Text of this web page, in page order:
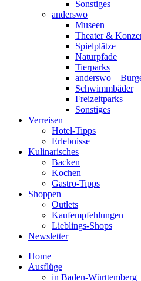
Sonstiges
anderswo
Museen
Theater &
Spielplätze
Naturpfade
Tierparks
anderswo –
Schwimmbäder
Freizeitparks
Sonstiges
Verreisen
Hotel-Tipps
Erlebnisse
Kulinarisches
Backen
Kochen
Gastro-Tipps
Shoppen
Outlets
Kaufempfehlungen
Lieblings-Shops
Newsletter
Home
Ausflüge
in Baden-Württemberg